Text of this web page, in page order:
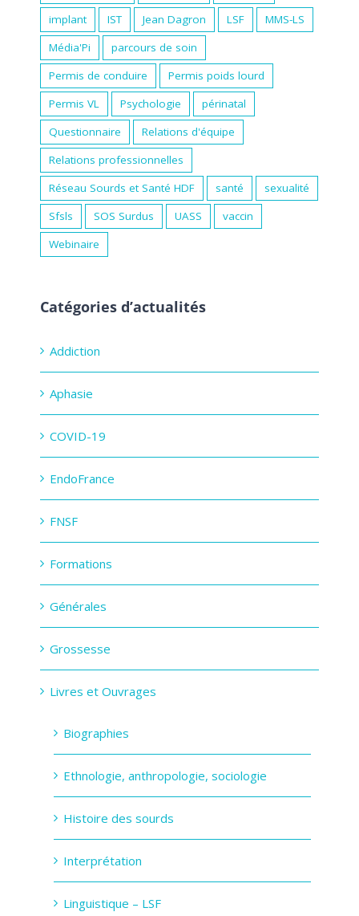
implant
IST Jean Dagron LSF
MMS-LS
Média'Pi
parcours de soin
Permis de conduire
Permis poids lourd
Permis VL
Psychologie
périnatal
Questionnaire
Relations d'équipe
Relations professionnelles
Réseau Sourds et Santé HDF
santé
sexualité
Sfsls
SOS Surdus UASS
vaccin
Webinaire
Catégories d’actualités
Addiction
Aphasie
COVID-19
EndoFrance
FNSF
Formations
Générales
Grossesse
Livres et Ouvrages
Biographies
Ethnologie, anthropologie, sociologie
Histoire des sourds
Interprétation
Linguistique – LSF